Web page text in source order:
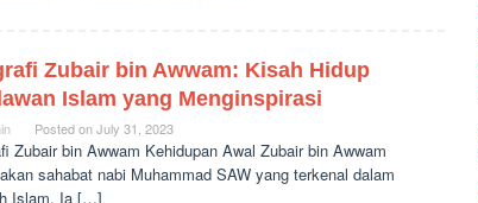
Zubair bin Awwam: Kisah Hidup
Islam yang Menginspirasi
Posted onJuly 31, 2023
Zubair bin Awwam Kehidupan Awal Zubair bin Awwam
sahabat nabi Muhammad SAW yang terkenal dalam
Islam. Ia […]